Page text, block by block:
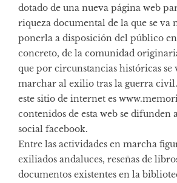
dotado de una nueva página web
riqueza documental de la que se va
ponerla a disposición del público
concreto, de la comunidad
que por circunstancias históricas se
marchar al exilio tras la guerra
este sitio de internet es
contenidos de esta web se difunden
social facebook.
Entre las actividades en marcha
exiliados andaluces, reseñas de
documentos existentes en la